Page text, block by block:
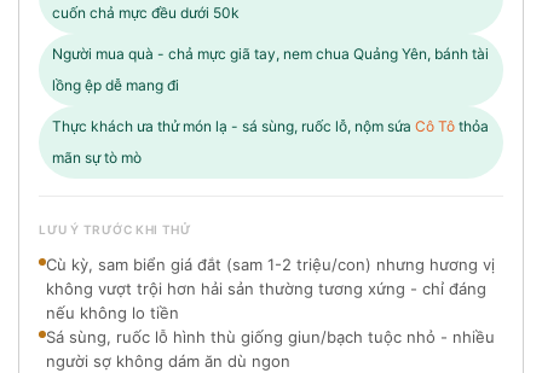
cuốn chả mực đều dưới 50k
Người mua quà - chả mực giã tay, nem chua Quảng Yên, bánh tài
lồng ệp dễ mang đi
Thực khách ưa thử món lạ - sá sùng, ruốc lỗ, nộm sứa Cô Tô thỏa
mãn sự tò mò
LƯU Ý TRƯỚC KHI THỬ
Cù kỳ, sam biển giá đắt (sam 1-2 triệu/con) nhưng hương vị
không vượt trội hơn hải sản thường tương xứng - chỉ đáng
nếu không lo tiền
Sá sùng, ruốc lỗ hình thù giống giun/bạch tuộc nhỏ - nhiều
người sợ không dám ăn dù ngon